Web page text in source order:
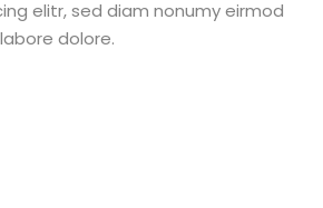
elitr, sed diam nonumy eirmod
dolore.